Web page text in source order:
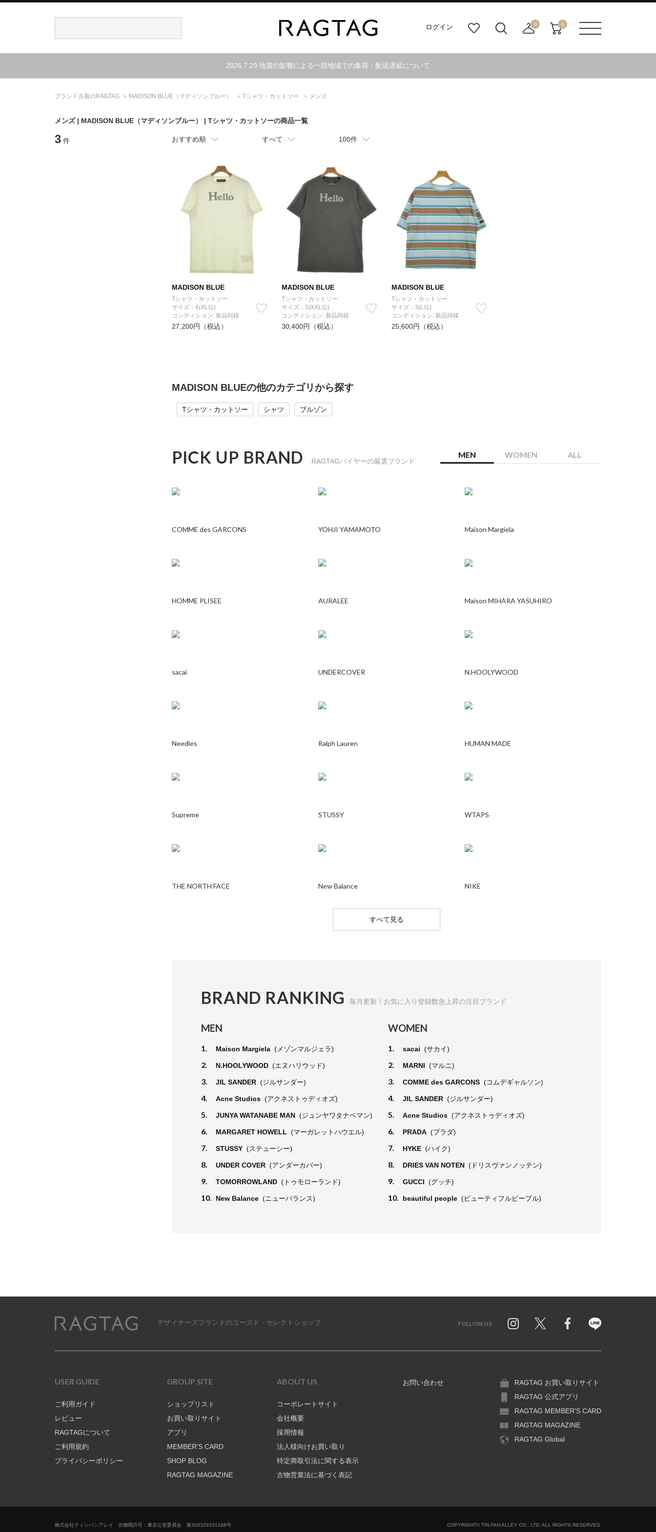
ログイン
り
ダ
0
寄
0
2026.7.29 地震の影響による一部地域での集荷・配送遅延について
ブランド古着のRAGTAG MADISON BLUE （マディソンブルー） Tシャツ・カットソー メンズ
メンズ | MADISON BLUE （マディソンブルー） | Tシャツ・カットソーの商品一覧
3 件 おすすめ順 すべて 100件
MADISON BLUE
Tシャツ・カットソー
サイズ：4(XL位)
コンディション: 新品同様
27,200円（税込）
MADISON BLUE
Tシャツ・カットソー
サイズ：5(XXL位)
コンディション: 新品同様
30,400円（税込）
MADISON BLUE
Tシャツ・カットソー
サイズ：3(L位)
コンディション: 新品同様
25,600円（税込）
MADISON BLUEの他のカテゴリから探す
Tシャツ・カットソー シャツ ブルゾン
PICK UP BRAND RAGTAGバイヤーの厳選ブランド
MEN WOMEN ALL
COMME des GARCONS YOHJI YAMAMOTO Maison Margiela
HOMME PLISEE AURALEE Maison MIHARA YASUHIRO
sacai UNDERCOVER N.HOOLYWOOD
Needles Ralph Lauren HUMAN MADE
Supreme STUSSY WTAPS
THE NORTH FACE New Balance NIKE
すべて見る
BRAND RANKING 毎月更新！お気に入り登録数急上昇の注目ブランド
MEN
1. Maison Margiela (メゾンマルジェラ)
2. N.HOOLYWOOD (エヌハリウッド)
3. JIL SANDER (ジルサンダー)
4. Acne Studios (アクネストゥディオズ)
5. JUNYA WATANABE MAN (ジュンヤワタナベマン)
6. MARGARET HOWELL (マーガレットハウエル)
7. STUSSY (ステューシー)
8. UNDER COVER (アンダーカバー)
9. TOMORROWLAND (トゥモローランド)
10. New Balance (ニューバランス)
WOMEN
1. sacai (サカイ)
2. MARNI (マルニ)
3. COMME des GARCONS (コムデギャルソン)
4. JIL SANDER (ジルサンダー)
5. Acne Studios (アクネストゥディオズ)
6. PRADA (プラダ)
7. HYKE (ハイク)
8. DRIES VAN NOTEN (ドリスヴァンノッテン)
9. GUCCI (グッチ)
10. beautiful people (ビューティフルピープル)
デザイナーズブランドのユーズド・セレクトショップ FOLLOW US
USER GUIDE
ご利用ガイド
レビュー
RAGTAGについて
ご利用規約
プライバシーポリシー
GROUP SITE
ショップリスト
お買い取りサイト
アプリ
MEMBER'S CARD
SHOP BLOG
RAGTAG MAGAZINE
ABOUT US
コーポレートサイト
会社概要
採用情報
法人様向けお買い取り
特定商取引法に関する表示
古物営業法に基づく表記
お問い合わせ
RAGTAG お買い取りサイト
RAGTAG 公式アプリ
RAGTAG MEMBER'S CARD
RAGTAG MAGAZINE
RAGTAG Global
株式会社ティンパンアレイ 古物商許可：東京公安委員会 第303329101168号 COPYRIGHT© TIN PAN ALLEY CO., LTD. ALL RIGHTS RESERVED.